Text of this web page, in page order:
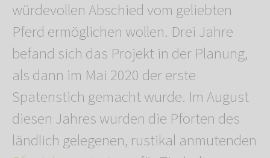
würdevollen Abschied vom geliebten
Pferd ermöglichen wollen. Drei Jahre
befand sich das Projekt in der Planung,
als dann im Mai 2020 der erste
Spatenstich gemacht wurde. Im August
diesen Jahres wurden die Pforten des
ländlich gelegenen, rustikal anmutenden